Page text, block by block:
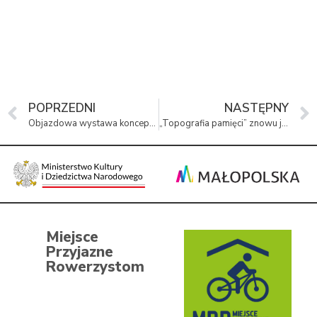
POPRZEDNI
Objazdowa wystawa koncepcji Muzeum rozpoczęła trasę
NASTĘPNY
„Topografia pamięci” znowu jest do zdobycia
Miejsce
Przyjazne
Rowerzystom